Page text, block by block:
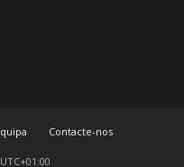
Contacte-nos
UTC+01:00